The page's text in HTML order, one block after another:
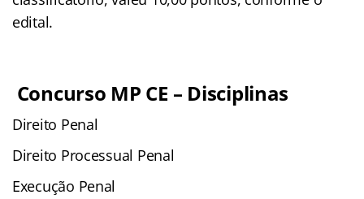
edital.
Concurso MP CE – Disciplinas
Direito Penal
Direito Processual Penal
Execução Penal